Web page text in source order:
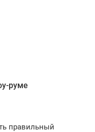
руме
правильный